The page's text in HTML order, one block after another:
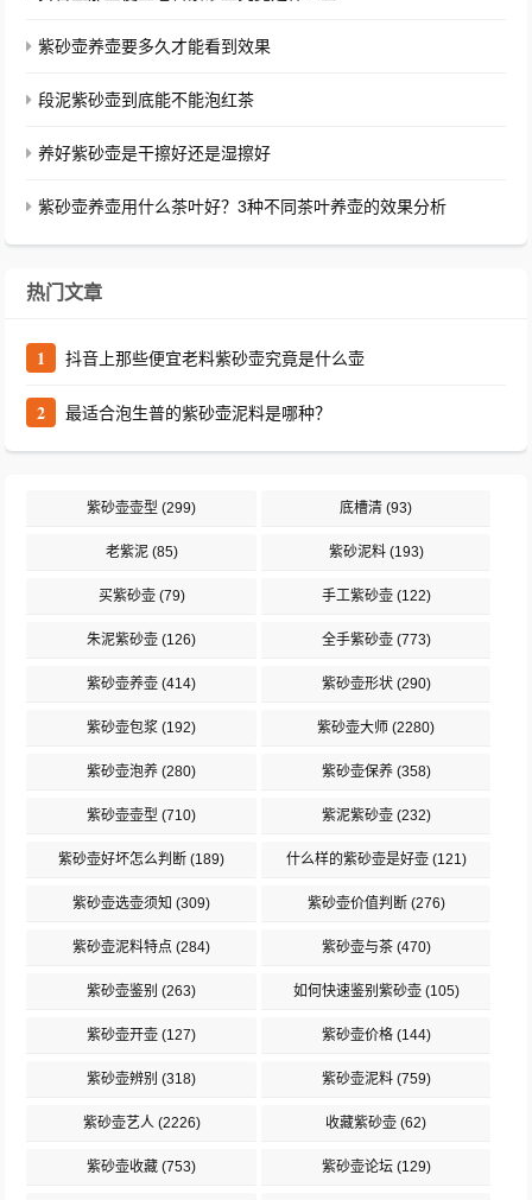
紫砂壶养壶要多久才能看到效果
段泥紫砂壶到底能不能泡红茶
养好紫砂壶是干擦好还是湿擦好
紫砂壶养壶用什么茶叶好？3种不同茶叶养壶的效果分析
热门文章
1 抖音上那些便宜老料紫砂壶究竟是什么壶
2 最适合泡生普的紫砂壶泥料是哪种？
紫砂壶壶型 (299) 底槽清 (93)
老紫泥(85) 紫砂泥料(193)
买紫砂壶(79) 手工紫砂壶(122)
朱泥紫砂壶 (126) 全手紫砂壶(773)
紫砂壶养壶 (414) 紫砂壶形状(290)
紫砂壶包浆 (192) 紫砂壶大师 (2280)
紫砂壶泡养 (280) 紫砂壶保养(358)
紫砂壶壶型 (710) 紫泥紫砂壶(232)
紫砂壶好坏怎么判断 (189) 什么样的紫砂壶是好壶(121)
紫砂壶选壶须知 (309) 紫砂壶价值判断(276)
紫砂壶泥料特点 (284) 紫砂壶与茶(470)
紫砂壶鉴别 (263) 如何快速鉴别紫砂壶(105)
紫砂壶开壶 (127) 紫砂壶价格(144)
紫砂壶辨别 (318) 紫砂壶泥料(759)
紫砂壶艺人 (2226) 收藏紫砂壶 (62)
紫砂壶收藏 (753) 紫砂壶论坛(129)